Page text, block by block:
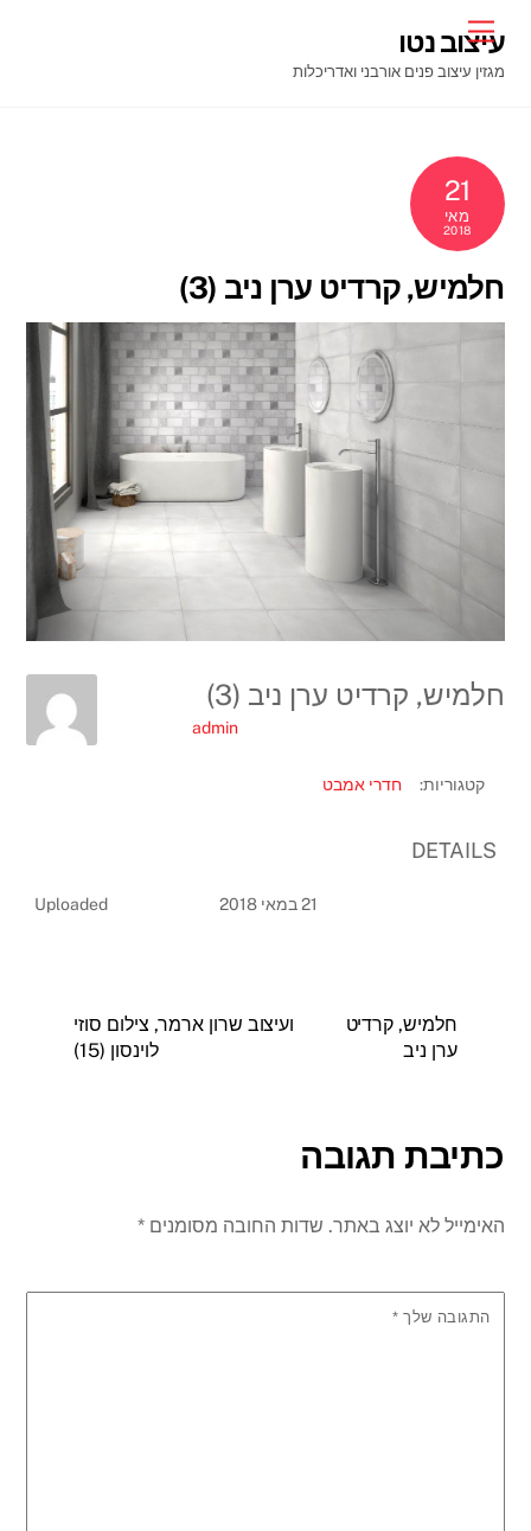
content
Menu
עיצוב נטו
מגזין עיצוב פנים אורבני ואדריכלות
21
מאי
2018
חלמיש, קרדיט ערן ניב (3)
חלמיש, קרדיט ערן ניב (3)
admin
קטגוריות: חדרי אמבט
DETAILS
Uploaded 21 במאי 2018
חלמיש, קרדיט
ערן ניב
ועיצוב שרון ארמר, צילום סוזי
לוינסון (15)
כתיבת תגובה
האימייל לא יוצג באתר. שדות החובה מסומנים*
התגובה שלך *